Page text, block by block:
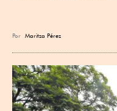
Por Maritza Pérez